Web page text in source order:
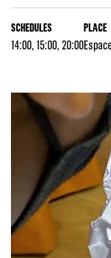
SCHEDULES
14:00, 15:00, 20:00
PLACE